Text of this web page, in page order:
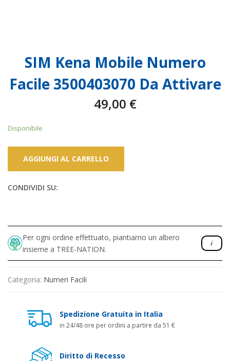
SIM Kena Mobile Numero
Facile 3500403070 Da Attivare
49,00 €
Disponibile
AGGIUNGI AL CARRELLO
CONDIVIDI SU:
Per ogni ordine effettuato, piantiamo un albero
insieme a TREE-NATION.
Categoria: Numeri Facili
Spedizione Gratuita in Italia
in 24/48 ore per ordini a partire da 51 €
Diritto di Recesso